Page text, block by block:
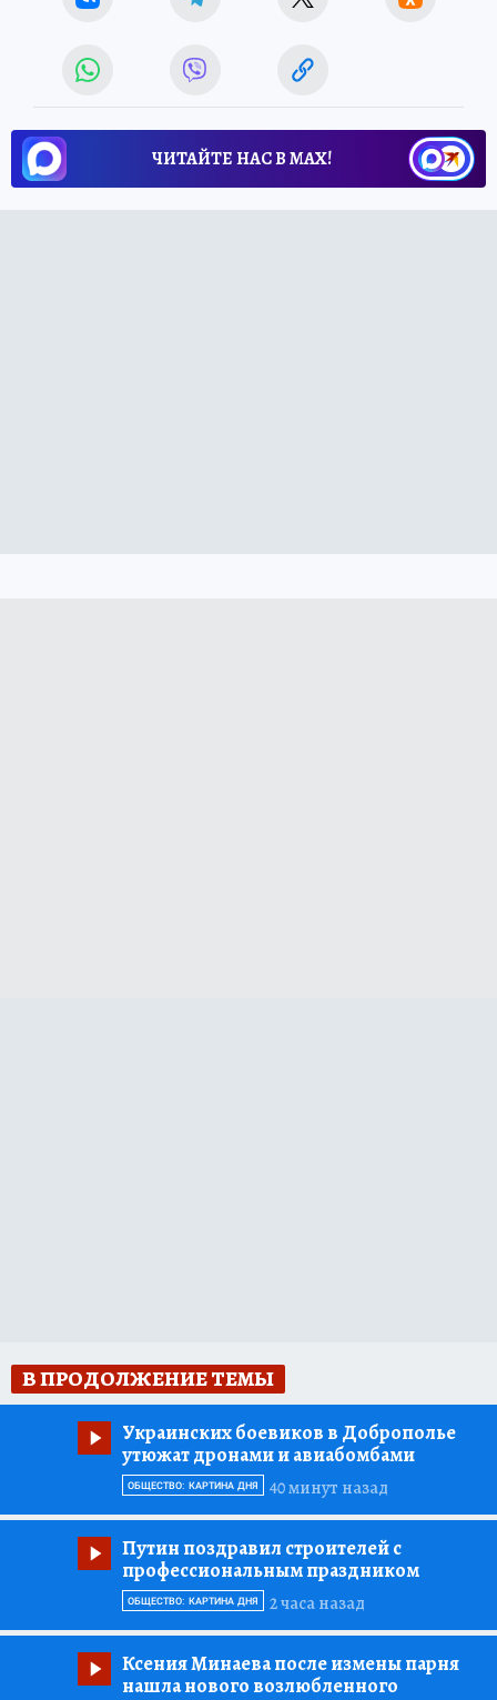
ЧИТАЙТЕ НАС В МАХ!
В ПРОДОЛЖЕНИЕ ТЕМЫ
Украинских боевиков в Доброполье
утюжат дронами и авиабомбами
40 минут назад
ОБЩЕСТВО: КАРТИНА ДНЯ
Путин поздравил строителей с
профессиональным праздником
2 часа назад
ОБЩЕСТВО: КАРТИНА ДНЯ
Ксения Минаева после измены парня
нашла нового возлюбленного